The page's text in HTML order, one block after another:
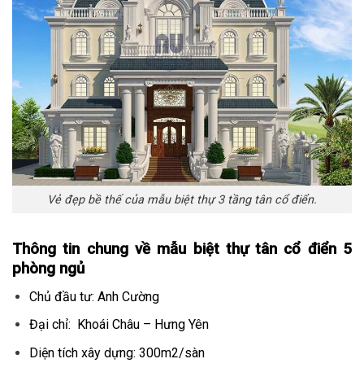
Vẻ đẹp bề thế của mẫu biệt thự 3 tầng tân cổ điển.
Thông tin chung về mẫu biệt thự tân cổ điển 5
phòng ngủ
Chủ đầu tư: Anh Cường
Đại chỉ: Khoái Châu – Hưng Yên
Diện tích xây dựng: 300m2/sàn